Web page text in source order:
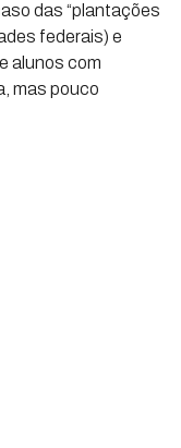
das “plantações
federais) e
alunos com
mas pouco